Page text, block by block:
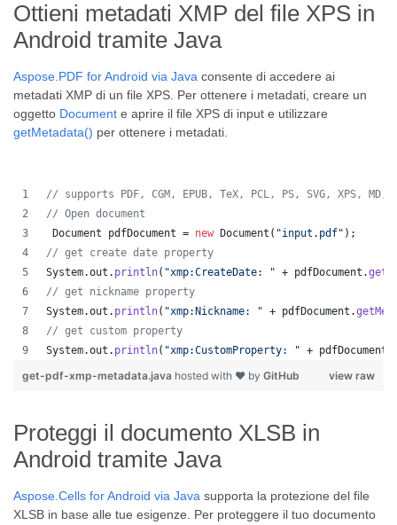
Ottieni metadati XMP del file XPS in
Android tramite Java
Aspose.PDF for Android via Java consente di accedere ai
metadati XMP di un file XPS. Per ottenere i metadati, creare un
oggetto Document e aprire il file XPS di input e utilizzare
getMetadata() per ottenere i metadati.
// supports PDF, CGM, EPUB, TeX, PCL, PS, SVG, XPS,
// Open document
Document
pdfDocument = new Document ( "input.pdf" );
// get create date property
System.out . println( "xmp:CreateDate: " + pdfDocument .
// get nickname property
System.out . println( "xmp:Nickname: " + pdfDocument .
// get custom property
System.out . println( "xmp:CustomProperty: " + pdfDocument
view raw
get-pdf-xmp-metadata.java hosted with ❤ by GitHub
Proteggi il documento XLSB in
Android tramite Java
Aspose.Cells for Android via Java supporta la protezione del file
XLSB in base alle tue esigenze. Per proteggere il tuo documento